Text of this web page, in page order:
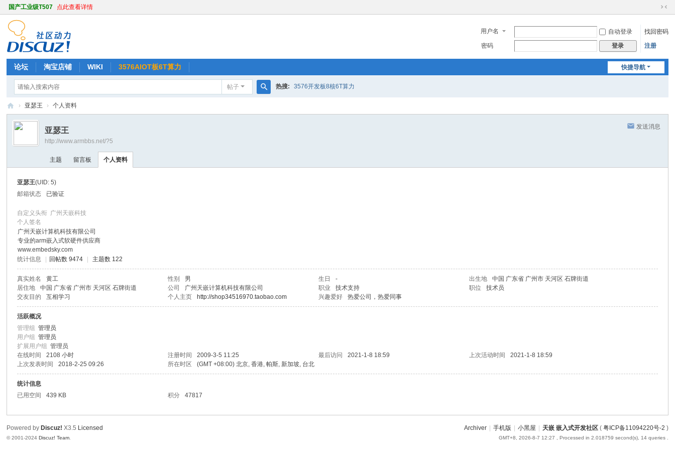
国产工业级T507 点此查看详情
切
到
用户名 自动登录
找回密码
密码
登录 注册
快捷导航
论坛 淘宝店铺 WIKI 3576AIOT板6T算力
帖子
索
热搜: 3576开发板8核6T算力
天
› 亚瑟王 › 个人资料
发送消息
亚瑟王
http://www.armbbs.net/?5
主题 留言板 个人资料
亚瑟王(UID: 5)
邮箱状态
已验证
自定义头衔 广州天嵌科技
个人签名
广州天嵌计算机科技有限公司
专业的arm嵌入式软硬件供应商
www.embedsky.com
统计信息
回帖数 9474 主题数 122
真实姓名 黄工 性别 男 生日 - 出生地
中国 广东省 广州市 天河区 石牌街道
居住地
中国 广东省 广州市 天河区 石牌街道 公司 广州天嵌计算机科技有限公司 职业 技术支持 职位
技术员
交友目的
互相学习 个人主页 http://shop34516970.taobao.com 兴趣爱好 热爱公司，热爱同事
活跃概况
管理组管理员
用户组管理员
扩展用户组管理员
在线时间
2108 小时 注册时间 2009-3-5 11:25 最后访问 2021-1-8 18:59 上次活动时间
2021-1-8 18:59
上次发表时间
2018-2-25 09:26 所在时区 (GMT +08:00) 北京, 香港, 帕斯, 新加坡, 台北
统计信息
已用空间
439 KB 积分 47817
Archiver 手机版 小黑屋 天嵌 嵌入式开发社区( 粤ICP备11094220号-2 )
GMT+8, 2026-8-7 12:27 , Processed in 2.018759 second(s), 14 queries .
Powered by Discuz! X3.5 Licensed
© 2001-2024Discuz! Team